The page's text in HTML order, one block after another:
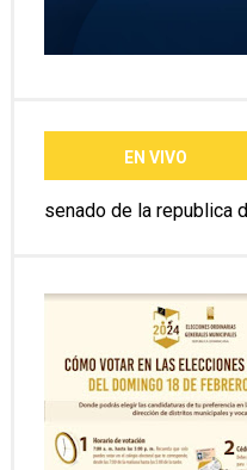
EN VIVO
senado de la republica